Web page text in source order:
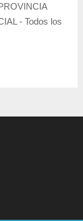
- Todos los